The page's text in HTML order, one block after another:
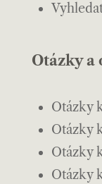
Otázky a
Otázky
Otázky
Otázky
Otázky